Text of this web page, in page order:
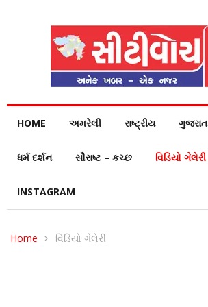
HOME અમરેલી રાષ્ટ્રીય ગુજરાત
ધર્મ દર્શન સૌરાષ્ટ – કચ્છ વિડિયો ગેલેરી
INSTAGRAM
Home વિડિયો ગેલેરી